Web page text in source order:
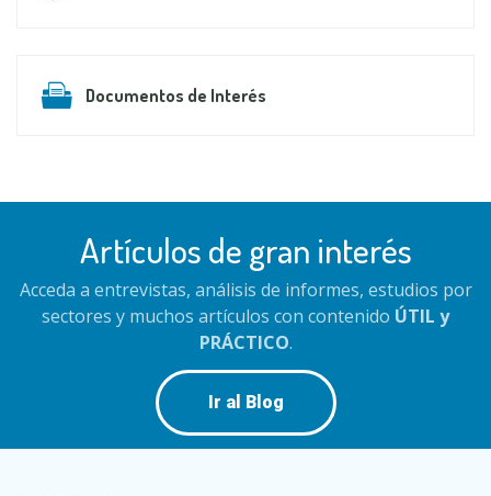
Documentos de Interés
Artículos de gran interés
Acceda a entrevistas, análisis de informes, estudios por
sectores y muchos artículos con contenido ÚTIL y
PRÁCTICO.
Ir al Blog